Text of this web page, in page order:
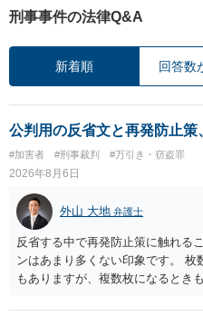
刑事事件の法律Q&A
新着順 回答数
公判用の反省文と再発防止策
#加害者 #刑事裁判 #万引き・窃盗罪
2026年8月6日
外山 大地 弁護士
反省する中で再発防止策に触れる
ンはあまり多くない印象です。 枚
もありますが、複数枚になるとき
います。 したがいまして、いずれ